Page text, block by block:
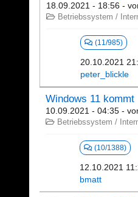
18.09.2021 - 18:56 -
Betriebssystem /
(11/985)
20.10.2021
peter_blickle
Windows 11 kommt
10.09.2021 - 04:35 -
Betriebssystem /
(10/1388)
12.10.2021
bmatt